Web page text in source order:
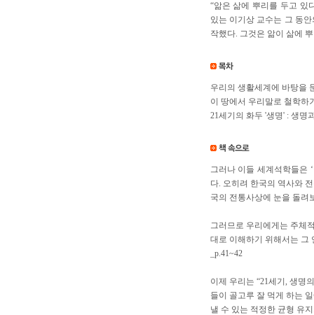
“앎은 삶에 뿌리를 두고 있
있는 이기상 교수는 그 동
작했다. 그것은 앎이 삶에
우리의 생활세계에 바탕을
이 땅에서 우리말로 철학하
21세기의 화두 '생명' : 생명
그러나 이들 세계석학들은
다. 오히려 한국의 역사와
국의 전통사상에 눈을 돌려
그러므로 우리에게는 주체
대로 이해하기 위해서는 그
_p.41~42
이제 우리는 “21세기, 생명
들이 골고루 잘 먹게 하는
낼 수 있는 적정한 균형 유